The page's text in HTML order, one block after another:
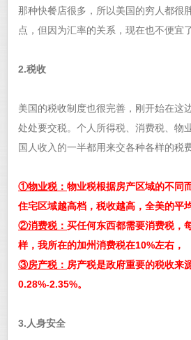
那种快餐店很多，所以美国的穷人都很
点，但因为汇率的关系，现在也不便宜了
2.税收
美国的税收制度也很完善，刚开始在这
处处要交税。个人所得税、消费税、物
国人收入的一半都用来交各种各样的税费
①物业税： 物业税根据房产区域的不同
住宅区域越高档，税收越高，全美的平
②消费税： 买任何东西都需要消费税，
样，我所在的加州消费税在10%左右，
③房产税： 房产税是政府重要的税收来
0.28%-2.35%。
3.人身安全